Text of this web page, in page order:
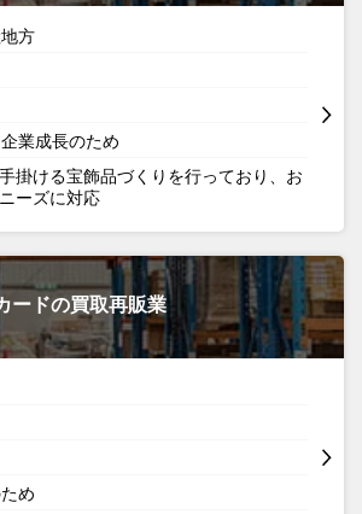
方
業成長のため
掛ける宝飾品づくりを行っており、お
ーズに対応
ードの買取再販業
め